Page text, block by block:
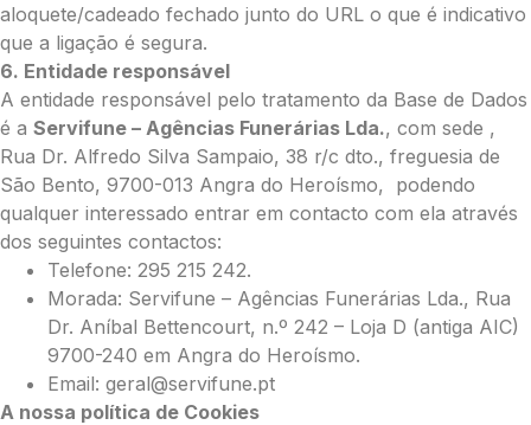
aloquete/cadeado fechado junto do URL o que é indicativo
que a ligação é segura.
6. Entidade responsável
A entidade responsável pelo tratamento da Base de Dados
é a Servifune – Agências Funerárias Lda., com sede ,
Rua Dr. Alfredo Silva Sampaio, 38 r/c dto., freguesia de
São Bento, 9700-013 Angra do Heroísmo, podendo
qualquer interessado entrar em contacto com ela através
dos seguintes contactos:
Telefone: 295 215 242.
Morada: Servifune – Agências Funerárias Lda., Rua
Dr. Aníbal Bettencourt, n.º 242 – Loja D (antiga AIC)
9700-240 em Angra do Heroísmo.
Email: geral@servifune.pt
A nossa política de Cookies